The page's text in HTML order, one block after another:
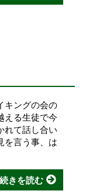
キングの会の
える生徒で今
れて話し合い
を言う事、は
続きを読む